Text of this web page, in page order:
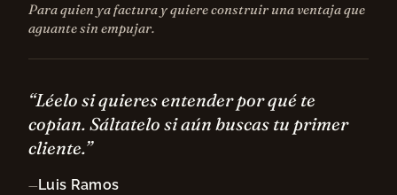
Para quien ya factura y quiere construir una ventaja que
aguante sin empujar.
“Léelo si quieres entender por qué te
copian. Sáltatelo si aún buscas tu primer
cliente.”
— Luis Ramos